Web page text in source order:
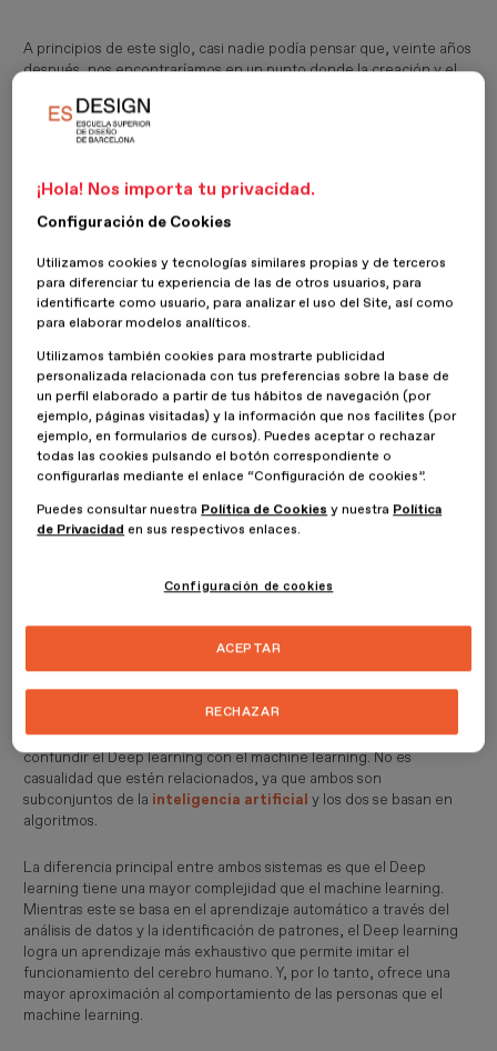
A principios de este siglo, casi nadie podía pensar que, veinte años
después, nos encontraríamos en un punto donde la creación y el
Deep Learning
son las técnicas de Deep Learning que más influyen en la
¿Qué es el Deep Learning?
El Deep learning, o aprendizaje profundo, es un tipo de
algoritmo de machine learning mediante el que dispositivos como
los ordenadores son capaces de realizar determinadas tareas de la
misma forma en la que las desarrollaría una persona a partir de
redes neuronales artificiales conectadas en varias capas que
simulan las redes neuronales del cerebro humano.
Este conjunto de redes neuronales lleva a cabo un aprendizaje
profundo basado en la recolección e interpretación de datos y su
posterior procesamiento utilizando distintos algoritmos cuyo
resultado es una simulación óptima del comportamiento humano.
traslada a distintos ámbitos profesionales, incluyendo el
Machine Learning y Deep Learning: ¿En qué
se diferencian?
Aunque son dos conceptos similares entre sí, no debemos
confundir el Deep learning con el machine learning. No es
casualidad que estén relacionados, ya que ambos son
subconjuntos de la inteligencia artificial y los dos se basan en
algoritmos.
La diferencia principal entre ambos sistemas es que el Deep
learning tiene una mayor complejidad que el machine learning.
Mientras este se basa en el aprendizaje automático a través del
análisis de datos y la identificación de patrones, el Deep learning
logra un aprendizaje más exhaustivo que permite imitar el
funcionamiento del cerebro humano. Y, por lo tanto, ofrece una
mayor aproximación al comportamiento de las personas que el
machine learning.
¡Hola! Nos importa tu privacidad.
Configuración de Cookies
Utilizamos cookies y tecnologías similares propias y de terceros
para diferenciar tu experiencia de las de otros usuarios, para
identificarte como usuario, para analizar el uso del Site, así como
para elaborar modelos analíticos.
Utilizamos también cookies para mostrarte publicidad
personalizada relacionada con tus preferencias sobre la base de
un perfil elaborado a partir de tus hábitos de navegación (por
ejemplo, páginas visitadas) y la información que nos facilites (por
ejemplo, en formularios de cursos). Puedes aceptar o rechazar
todas las cookies pulsando el botón correspondiente o
configurarlas mediante el enlace “Configuración de cookies”.
Puedes consultar nuestra Política de Cookies y nuestra Política
de Privacidad en sus respectivos enlaces.
Configuración de cookies
RECHAZAR
ACEPTAR